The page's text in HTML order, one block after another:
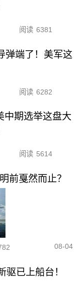
阅读 6381
弹端了！美军这
阅读 6282
中期选举这盘大
阅读 5614
前戛然而止？
08-04
已上船台！